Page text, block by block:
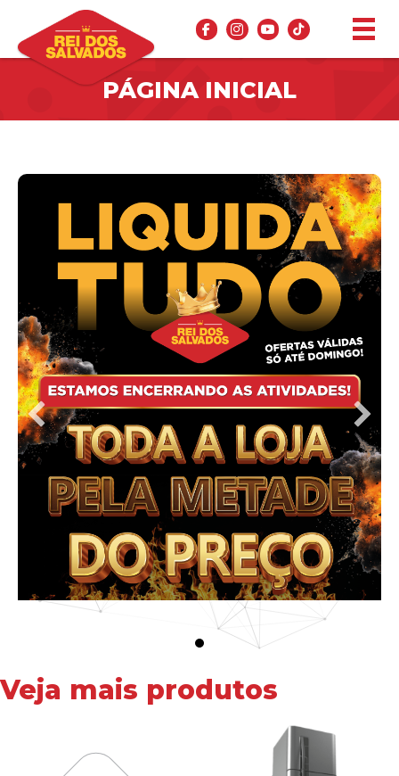
PÁGINA INICIAL
Veja mais produtos